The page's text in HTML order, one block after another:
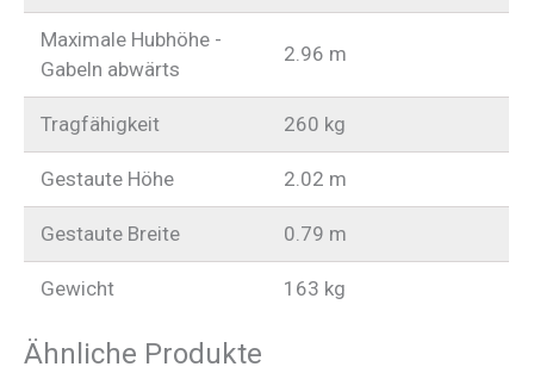
Maximale Hubhöhe -
Gabeln abwärts
2.96 m
Tragfähigkeit 260 kg
Gestaute Höhe 2.02 m
Gestaute Breite 0.79 m
Gewicht 163 kg
Ähnliche Produkte